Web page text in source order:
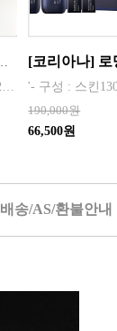
190,000원
66,500원
배송/AS/환불안내